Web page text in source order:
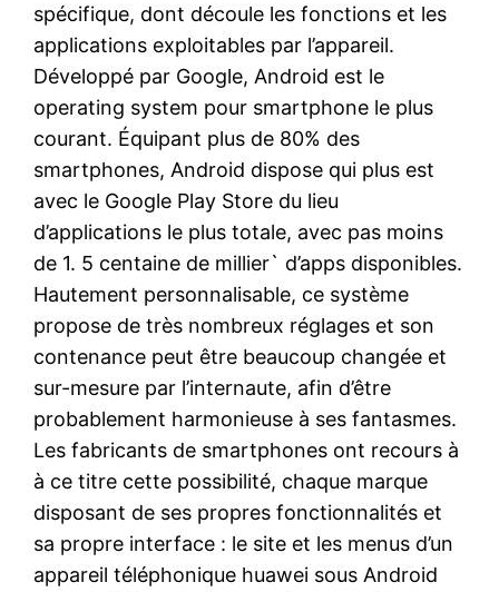
spécifique, dont découle les fonctions et les
applications exploitables par l’appareil.
Développé par Google, Android est le
operating system pour smartphone le plus
courant. Équipant plus de 80% des
smartphones, Android dispose qui plus est
avec le Google Play Store du lieu
d’applications le plus totale, avec pas moins
de 1. 5 centaine de millier` d’apps disponibles.
Hautement personnalisable, ce système
propose de très nombreux réglages et son
contenance peut être beaucoup changée et
sur-mesure par l’internaute, afin d’être
probablement harmonieuse à ses fantasmes.
Les fabricants de smartphones ont recours à
à ce titre cette possibilité, chaque marque
disposant de ses propres fonctionnalités et
sa propre interface : le site et les menus d’un
appareil téléphonique huawei sous Android